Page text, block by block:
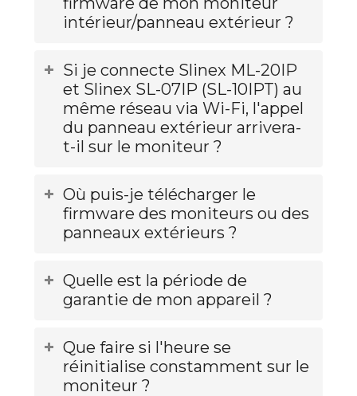
intérieur/panneau extérieur ?
Si je connecte Slinex ML-20IP
et Slinex SL-07IP (SL-10IPT) au
même réseau via Wi-Fi, l'appel
du panneau extérieur arrivera-
t-il sur le moniteur ?
Où puis-je télécharger le
firmware des moniteurs ou des
panneaux extérieurs ?
Quelle est la période de
garantie de mon appareil ?
Que faire si l'heure se
réinitialise constamment sur le
moniteur ?